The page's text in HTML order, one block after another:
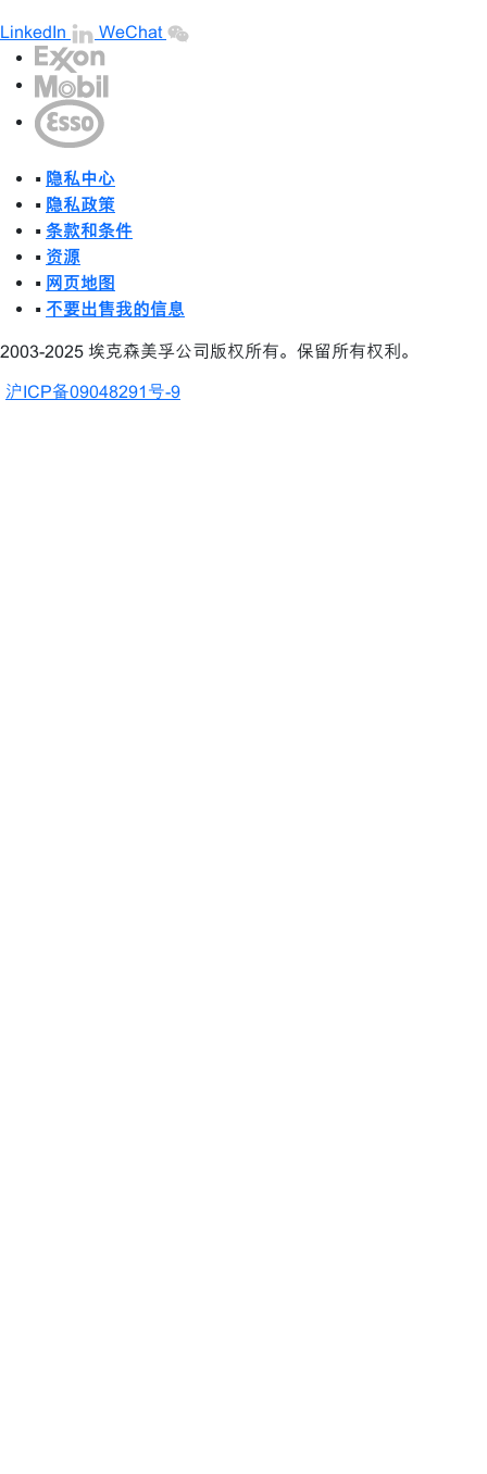
LinkedIn WeChat
• 隐私中心
• 隐私政策
• 条款和条件
• 资源
• 网页地图
• 不要出售我的信息
2003-2025 埃克森美孚公司版权所有。保留所有权利。
沪ICP备09048291号-9